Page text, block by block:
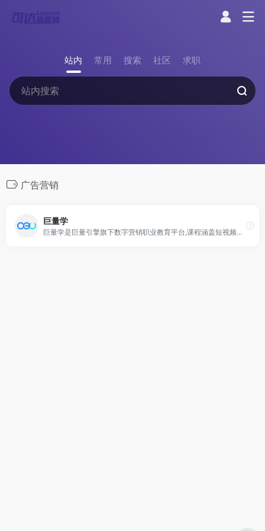
站内 常用 搜索 社区 求职
广告营销
巨量学
巨量学是巨量引擎旗下数字营销职业教育平台,课程涵盖短视频运营、短视频营销投放推广、电商直播运营、电商直播带货技巧、广告营销等实操培训课程,为不同发展阶段的企业、从业者、创业者提供24小时免费学习机会。